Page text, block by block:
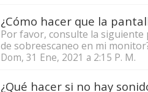
Por favor, consulte la
de sobreescaneo en mi
Dom, 31 Ene, 2021 a 2:15 P. M.